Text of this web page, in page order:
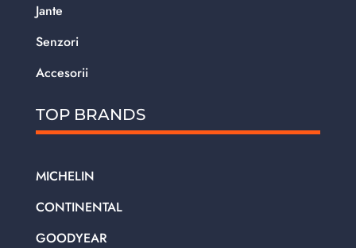
Jante
Senzori
Accesorii
TOP BRANDS
MICHELIN
CONTINENTAL
GOODYEAR